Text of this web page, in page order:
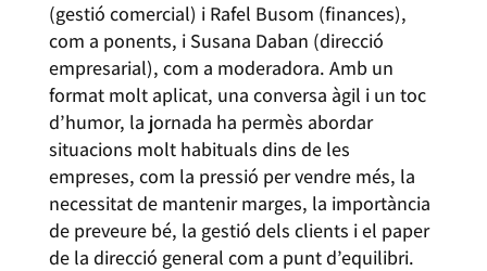
(gestió comercial) i Rafel Busom (finances),
com a ponents, i Susana Daban (direcció
empresarial), com a moderadora. Amb un
format molt aplicat, una conversa àgil i un toc
d’humor, la jornada ha permès abordar
situacions molt habituals dins de les
empreses, com la pressió per vendre més, la
necessitat de mantenir marges, la importància
de preveure bé, la gestió dels clients i el paper
de la direcció general com a punt d’equilibri.